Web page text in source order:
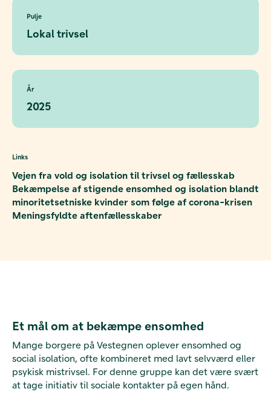
Pulje
Lokal trivsel
År
2025
Links
Vejen fra vold og isolation til trivsel og fællesskab
Bekæmpelse af stigende ensomhed og isolation blandt
minoritetsetniske kvinder som følge af corona-krisen
Meningsfyldte aftenfællesskaber
Et mål om at bekæmpe ensomhed
Mange borgere på Vestegnen oplever ensomhed og
social isolation, ofte kombineret med lavt selvværd eller
psykisk mistrivsel. For denne gruppe kan det være svært
at tage initiativ til sociale kontakter på egen hånd.